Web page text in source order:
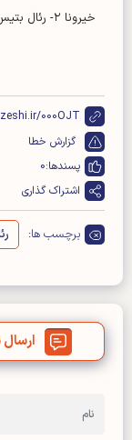
خیرونا ۲- رئال بتیس ۳
000OJT
گزارش خطا
پسندها:0
اشتراک گذاری
برچسب ها: